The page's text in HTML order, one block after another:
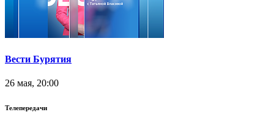
Вести Бурятия
26 мая, 20:00
Телепередачи